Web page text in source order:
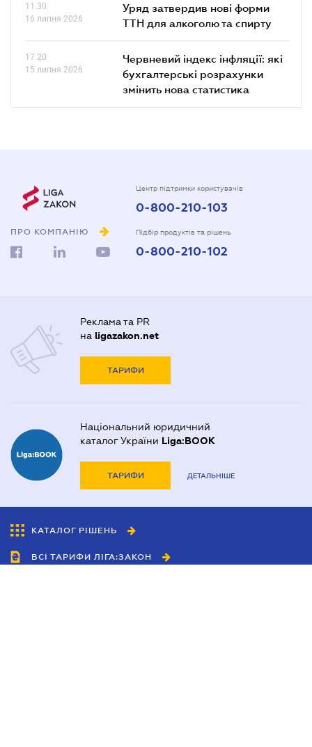
11.30
16 липня 2026
Уряд затвердив нові форми
ТТН для алкоголю та спирту
17.20
15 липня 2026
Червневий індекс інфляції: які
бухгалтерські розрахунки
змінить нова статистика
ПРО КОМПАНІЮ
Центр підтримки користувачів
0-800-210-103
Підбір продуктів та рішень
0-800-210-102
Реклама та PR
на ligazakon.net
ТАРИФИ
Національний юридичний
каталог України Liga:BOOK
ТАРИФИ ДЕТАЛЬНІШЕ
КАТАЛОГ РІШЕНЬ
ВСІ ТАРИФИ ЛІГА:ЗАКОН